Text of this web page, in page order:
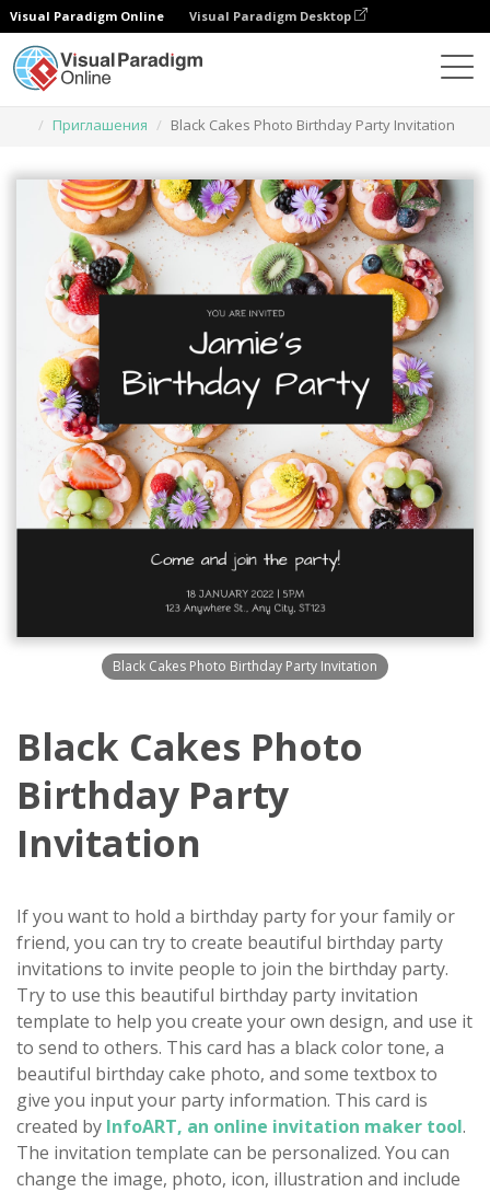
Visual Paradigm Online Visual Paradigm Desktop
Приглашения
Black Cakes Photo Birthday Party Invitation
Black Cakes Photo Birthday Party Invitation
Black Cakes Photo
Birthday Party
Invitation
If you want to hold a birthday party for your family or
friend, you can try to create beautiful birthday party
invitations to invite people to join the birthday party.
Try to use this beautiful birthday party invitation
template to help you create your own design, and use it
to send to others. This card has a black color tone, a
beautiful birthday cake photo, and some textbox to
give you input your party information. This card is
created by InfoART, an online invitation maker tool.
The invitation template can be personalized. You can
change the image, photo, icon, illustration and include